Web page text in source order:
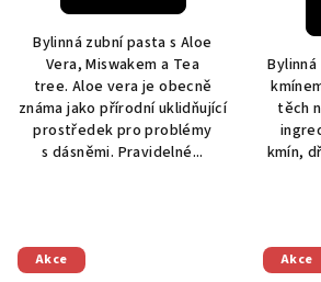
Bylinná zubní pasta s Aloe
Vera, Miswakem a Tea
tree. Aloe vera je obecně
známa jako přírodní uklidňující
prostředek pro problémy
s dásněmi. Pravidelné...
těch
kmín,
Akce Akce